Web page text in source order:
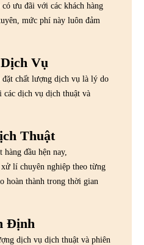
ưu đãi với các khách hàng
mức phí này luôn đảm
Vụ
đặt chất lượng dịch vụ là lý do
dịch vụ dịch thuật và
Thuật
đầu hện nay,
lí chuyên nghiệp theo từng
hoàn thành trong thời gian
Định
dịch vụ dịch thuật và phiên